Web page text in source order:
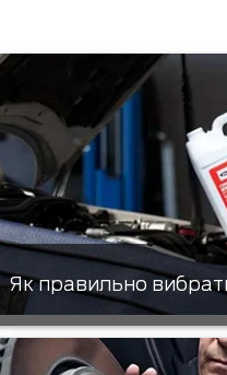
Як правильно